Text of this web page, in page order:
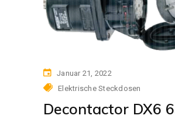
Januar 21, 2022
Elektrische Steckdosen
Decontactor DX6